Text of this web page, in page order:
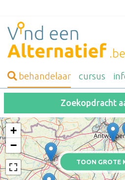
behandelaar cursus
Zoekopdracht
TOON GROTE
+
−